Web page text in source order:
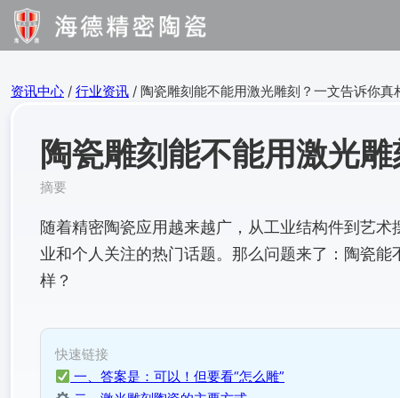
资讯中心 / 行业资讯 / 陶瓷雕刻能不能用激光雕刻？一文告诉你真
陶瓷雕刻能不能用激光
摘要
随着精密陶瓷应用越来越广，从工业结构件到艺术
业和个人关注的热门话题。那么问题来了：陶瓷能
样？
快速链接
一、答案是：可以！但要看“怎么雕”